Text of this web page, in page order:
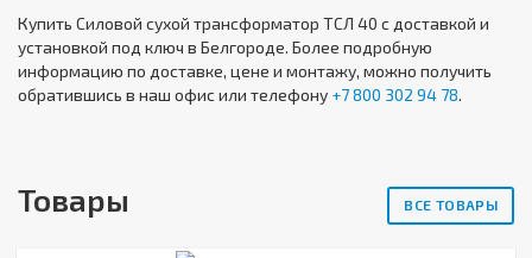
Купить Cиловой сухой трансформатор ТСЛ 40 с доставкой и
установкой под ключ в Белгороде. Более подробную
информацию по доставке, цене и монтажу, можно получить
обратившись в наш офис или телефону +7 800 302 94 78.
Товары ВСЕ ТОВАРЫ